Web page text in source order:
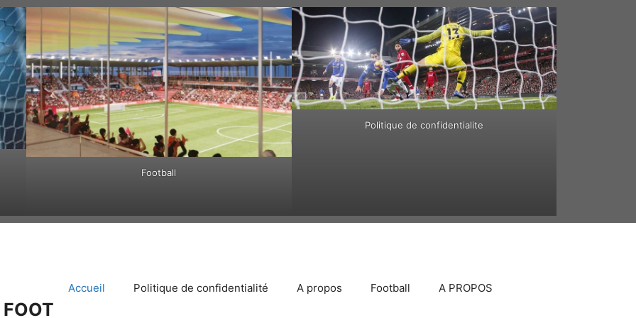
Football
Politique de confidentialite
Accueil Politique de confidentialité A propos Football A PROPOS